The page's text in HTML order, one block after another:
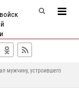
мужчину, устроившего